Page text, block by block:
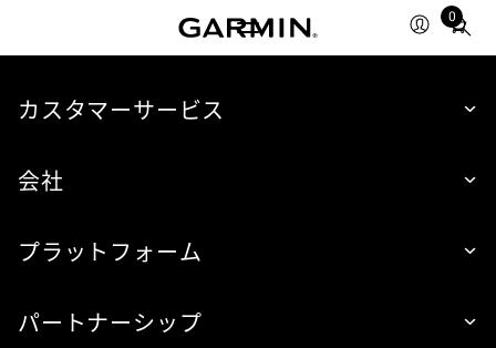
0
Total
カスタマーサービス
会社
プラットフォーム
パートナーシップ